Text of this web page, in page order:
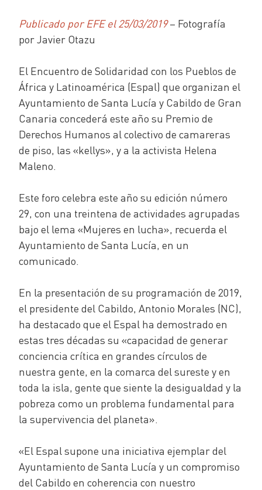
Publicado por EFE el 25/03/2019– Fotografía
por Javier Otazu
El Encuentro de Solidaridad con los Pueblos de
África y Latinoamérica (Espal) que organizan el
Ayuntamiento de Santa Lucía y Cabildo de Gran
Canaria concederá este año su Premio de
Derechos Humanos al colectivo de camareras
de piso, las «kellys», y a la activista Helena
Maleno.
Este foro celebra este año su edición número
29, con una treintena de actividades agrupadas
bajo el lema «Mujeres en lucha», recuerda el
Ayuntamiento de Santa Lucía, en un
comunicado.
En la presentación de su programación de 2019,
el presidente del Cabildo, Antonio Morales (NC),
ha destacado que el Espal ha demostrado en
estas tres décadas su «capacidad de generar
conciencia crítica en grandes círculos de
nuestra gente, en la comarca del sureste y en
toda la isla, gente que siente la desigualdad y la
pobreza como un problema fundamental para
la supervivencia del planeta».
«El Espal supone una iniciativa ejemplar del
Ayuntamiento de Santa Lucía y un compromiso
del Cabildo en coherencia con nuestro